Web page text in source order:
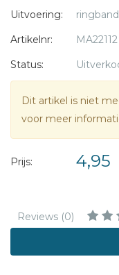
Uitvoering:
ringband
Artikelnr:
MA22112
Status:
Dit artikel is niet
voor meer
Prijs: 4,95
Reviews (0)